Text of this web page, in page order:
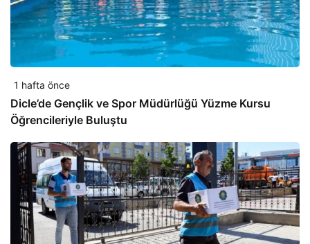
1 hafta önce
Dicle’de Gençlik ve Spor Müdürlüğü Yüzme Kursu
Öğrencileriyle Buluştu